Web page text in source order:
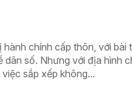
chính cấp thôn, với bài
số. Nhưng với địa hình
sắp xếp không...